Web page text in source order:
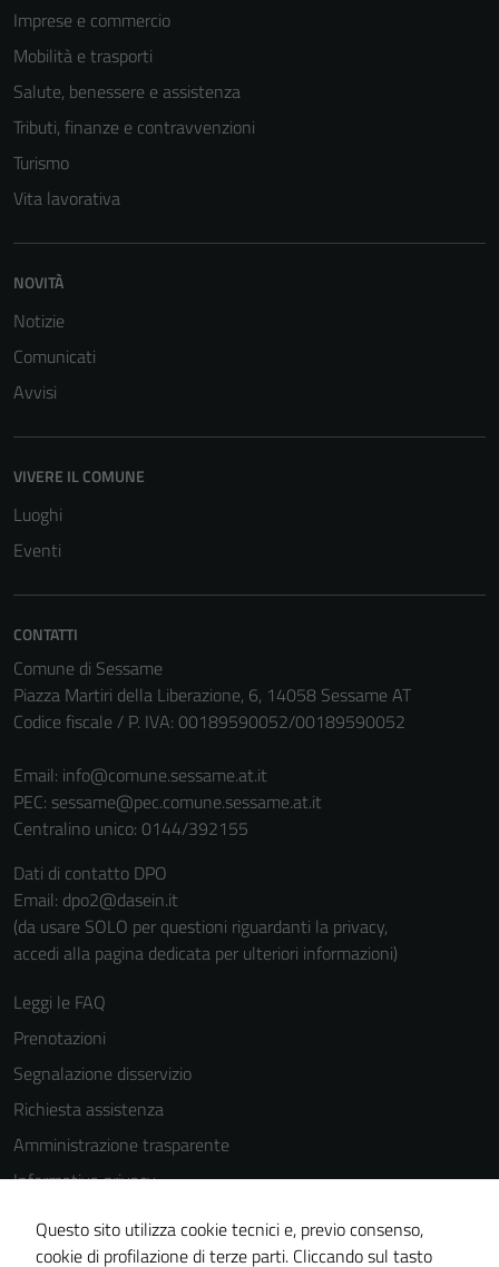
Imprese e commercio
Mobilità e trasporti
Salute, benessere e assistenza
Tributi, finanze e contravvenzioni
Turismo
Vita lavorativa
NOVITÀ
Notizie
Comunicati
Avvisi
VIVERE IL COMUNE
Luoghi
Eventi
CONTATTI
Comune di Sessame
Piazza Martiri della Liberazione, 6, 14058 Sessame AT
Codice fiscale / P. IVA: 00189590052/00189590052
Email: info@comune.sessame.at.it
PEC: sessame@pec.comune.sessame.at.it
Centralino unico: 0144/392155
Dati di contatto DPO
Email: dpo2@dasein.it
(da usare SOLO per questioni riguardanti la privacy,
accedi alla pagina dedicata per ulteriori informazioni)
Leggi le FAQ
Prenotazioni
Segnalazione disservizio
Richiesta assistenza
Amministrazione trasparente
Informativa privacy
Cookie Policy
Note legali
Questo sito utilizza cookie tecnici e, previo consenso,
cookie di profilazione di terze parti. Cliccando sul tasto
Questi cookie